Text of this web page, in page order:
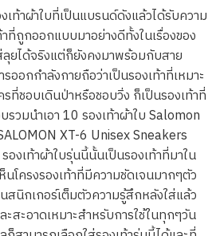
เท้าผ้าใบที่เป็นแบรนด์ดังแล้วได้รับความ
ที่ถูกออกแบบมาอย่างดีทั้งในเรื่องของ
ลุยได้จริงแต่ก็ยังคงมาพร้อมกับสาย
ออกกำลังกายถือว่าเป็นรองเท้าที่เหมาะ
ที่ชอบเดินป่าหรือชอบวิ่ง ก็เป็นรองเท้าที่
รวมนำเอา 10 รองเท้าผ้าใบ Salomon
XT-6 Unisex Sneakers
องเท้าผ้าใบรุ่นนี้นั้นเป็นรองเท้าที่มาใน
นโครงรองเท้าที่มีความชัดเจนมากๆตัว
สนิกเกอร์เต็มตัวความรู้สึกหลังใส่แล้ว
สะอาดเหมาะสำหรับการใช้ในทุกๆวัน